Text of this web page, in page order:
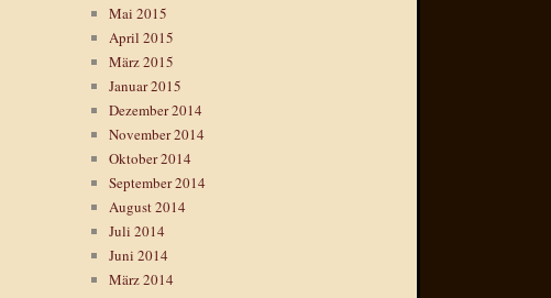
Mai 2015
April 2015
März 2015
Januar 2015
Dezember 2014
November 2014
Oktober 2014
September 2014
August 2014
Juli 2014
Juni 2014
März 2014